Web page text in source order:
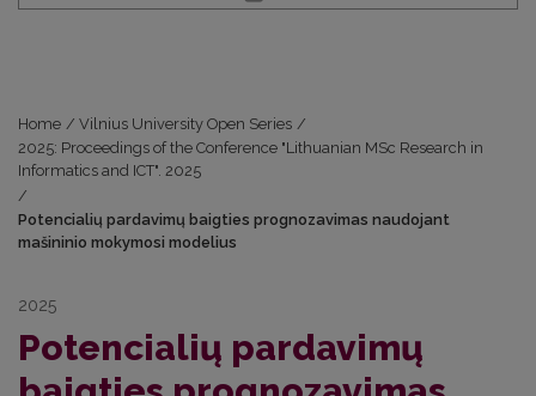
Home / Vilnius University Open Series /
2025: Proceedings of the Conference "Lithuanian MSc Research in
Informatics and ICT". 2025
/
Potencialių pardavimų baigties prognozavimas naudojant
mašininio mokymosi modelius
2025
Potencialių pardavimų